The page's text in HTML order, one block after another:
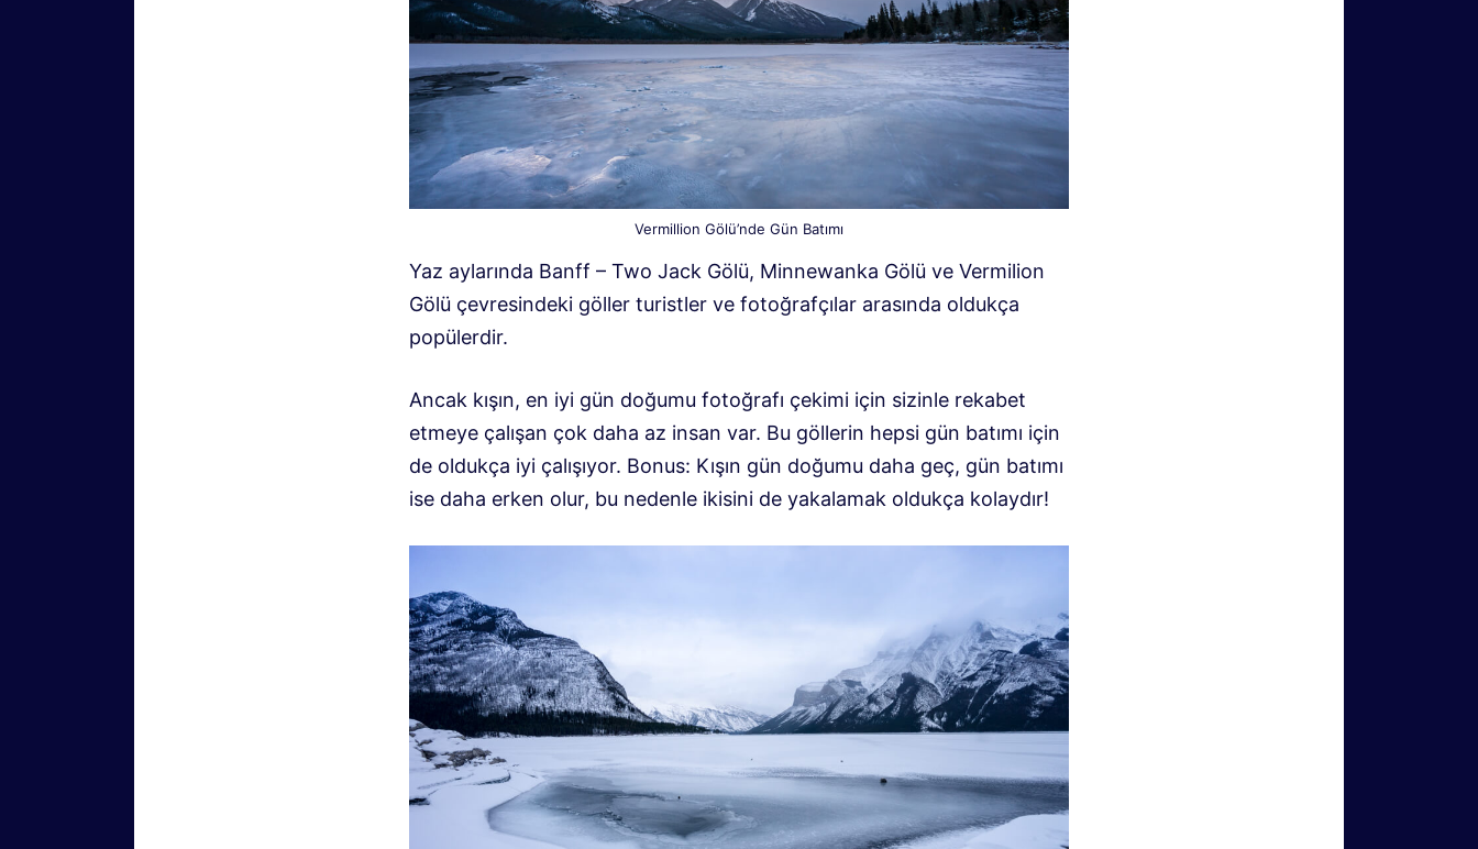
Vermillion Gölü’nde Gün Batımı
Yaz aylarında Banff – Two Jack Gölü, Minnewanka Gölü ve Vermilion
Gölü çevresindeki göller turistler ve fotoğrafçılar arasında oldukça
popülerdir.
Ancak kışın, en iyi gün doğumu fotoğrafı çekimi için sizinle rekabet
etmeye çalışan çok daha az insan var. Bu göllerin hepsi gün batımı için
de oldukça iyi çalışıyor. Bonus: Kışın gün doğumu daha geç, gün batımı
ise daha erken olur, bu nedenle ikisini de yakalamak oldukça kolaydır!